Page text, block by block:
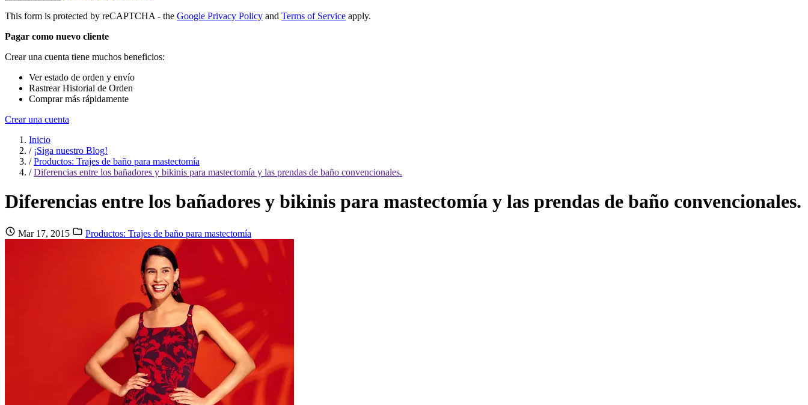
This form is protected by reCAPTCHA - the Google Privacy Policy and Terms of Service apply.
Pagar como nuevo cliente
Crear una cuenta tiene muchos beneficios:
Ver estado de orden y envío
Rastrear Historial de Orden
Comprar más rápidamente
Crear una cuenta
Inicio
/ ¡Siga nuestro Blog!
/ Productos: Trajes de baño para mastectomía
/ Diferencias entre los bañadores y bikinis para mastectomía y las prendas de baño convencionales.
Diferencias entre los bañadores y bikinis para mastectomía y las prendas de baño convencionales.
Mar 17, 2015 Productos: Trajes de baño para mastectomía